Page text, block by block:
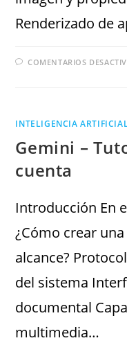
Renderizado de
COMENTARIOS
INTELIGENCIA
Gemini –
cuenta
Introducción En
¿Cómo crear
alcance?
del sistema
documental
multimedia…